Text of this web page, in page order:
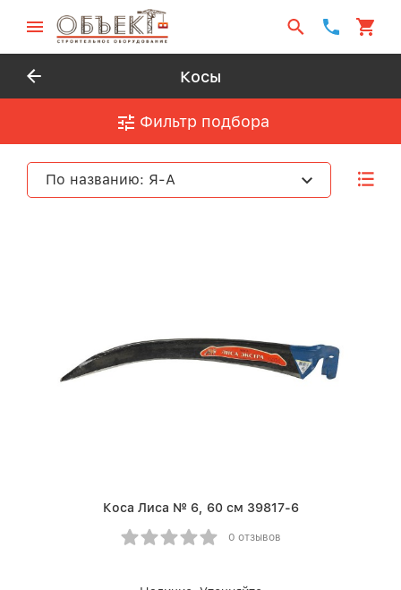
Косы
Фильтр подбора
По названию: Я-А
Коса Лиса № 6, 60 см 39817-6
0 отзывов